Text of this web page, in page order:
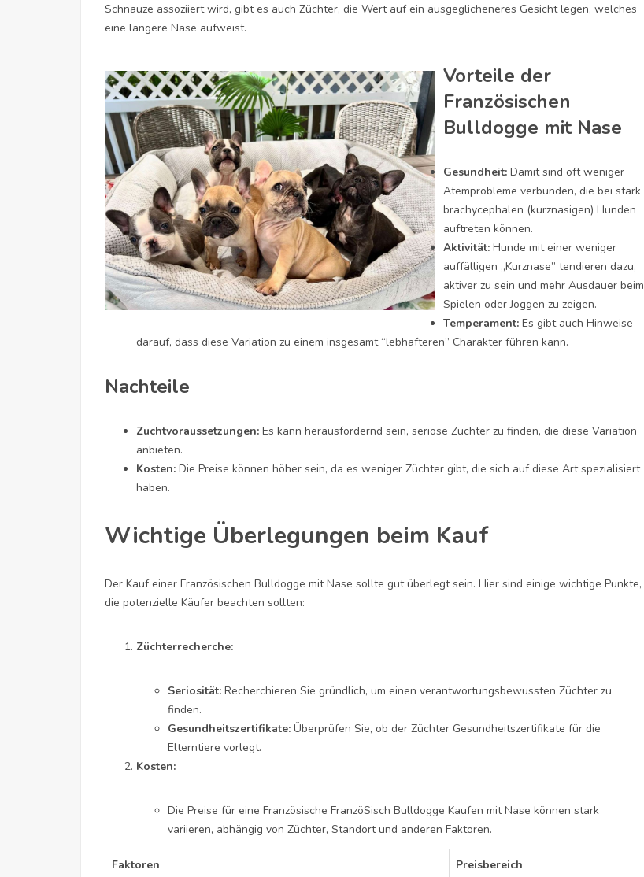
Schnauze assoziiert wird, gibt es auch Züchter, die Wert auf ein ausgeglicheneres Gesicht legen, welches
eine längere Nase aufweist.
Vorteile der
Französischen
Bulldogge mit Nase
Gesundheit: Damit sind oft weniger
Atemprobleme verbunden, die bei stark
brachycephalen (kurznasigen) Hunden
auftreten können.
Aktivität: Hunde mit einer weniger
auffälligen „Kurznase” tendieren dazu,
aktiver zu sein und mehr Ausdauer beim
Spielen oder Joggen zu zeigen.
Temperament: Es gibt auch Hinweise
darauf, dass diese Variation zu einem insgesamt “lebhafteren” Charakter führen kann.
Nachteile
Zuchtvoraussetzungen: Es kann herausfordernd sein, seriöse Züchter zu finden, die diese Variation
anbieten.
Kosten: Die Preise können höher sein, da es weniger Züchter gibt, die sich auf diese Art spezialisiert
haben.
Wichtige Überlegungen beim Kauf
Der Kauf einer Französischen Bulldogge mit Nase sollte gut überlegt sein. Hier sind einige wichtige Punkte,
die potenzielle Käufer beachten sollten:
Züchterrecherche:
Seriosität: Recherchieren Sie gründlich, um einen verantwortungsbewussten Züchter zu
finden.
Gesundheitszertifikate: Überprüfen Sie, ob der Züchter Gesundheitszertifikate für die
Elterntiere vorlegt.
Kosten:
Die Preise für eine Französische FranzöSisch Bulldogge Kaufen mit Nase können stark
variieren, abhängig von Züchter, Standort und anderen Faktoren.
Faktoren Preisbereich